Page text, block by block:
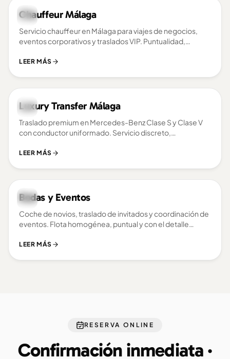
Chauffeur Málaga
Servicio chauffeur en Málaga para viajes de negocios,
eventos corporativos y traslados VIP. Puntualidad,
LEER MÁS
Luxury Transfer Málaga
Traslado premium en Mercedes-Benz Clase S y Clase V
con conductor uniformado. Servicio discreto,
LEER MÁS
Bodas y Eventos
Coche de novios, traslado de invitados y coordinación de
eventos. Flota homogénea, puntual y con el detalle
LEER MÁS
RESERVA ONLINE
Confirmación inmediata ·